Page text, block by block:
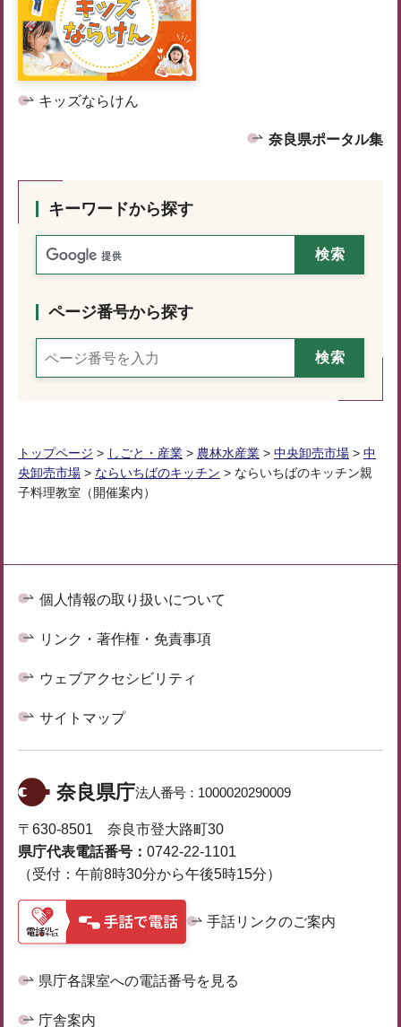
キッズならけん
奈良県ポータル集
キーワードから探す
ページ番号から探す
トップページ > しごと・産業 > 農林水産業 > 中央卸売市場 > 中
央卸売市場 > ならいちばのキッチン > ならいちばのキッチン親
子料理教室（開催案内）
個人情報の取り扱いについて
リンク・著作権・免責事項
ウェブアクセシビリティ
サイトマップ
奈良県庁法人番号： 1000020290009
〒630-8501 奈良市登大路町30
県庁代表電話番号： 0742-22-1101
（受付：午前8時30分から午後5時15分）
手話リンクのご案内
県庁各課室への電話番号を見る
庁舎案内